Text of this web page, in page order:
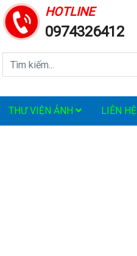
HOTLINE
0974326412
THƯ VIỆN ẢNH LIÊN HỆ